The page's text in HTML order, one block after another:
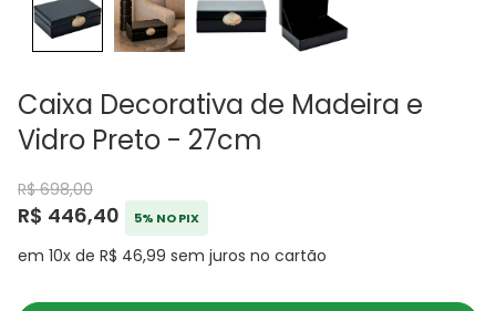
Caixa Decorativa de Madeira e
Vidro Preto - 27cm
R$ 698,00
R$ 446,40 5% NO PIX
em 10x de R$ 46,99 sem juros no cartão